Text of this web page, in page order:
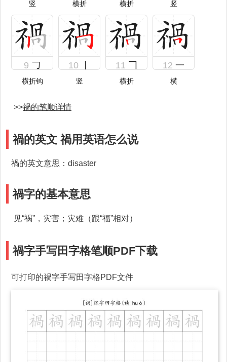
竖 横折 横折 竖
9 𠃌
横折钩
10
竖
11 𠃍
横折
12 一
横
>>禍的笔顺详情
禍的英文 禍用英语怎么说
禍的英文意思：disaster
禍字的基本意思
见“祸”，灾害；灾难（跟“福”相对）
禍字手写田字格笔顺PDF下载
可打印的禍字手写田字格PDF文件